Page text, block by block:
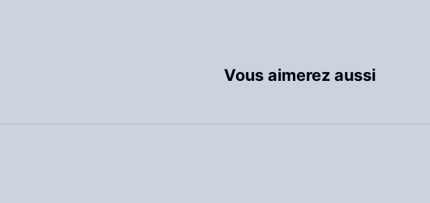
Vous aimerez aussi